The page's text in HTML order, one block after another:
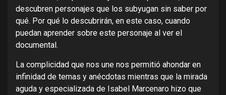
descubren personajes que los subyugan sin saber por
qué. Por qué lo descubrirán, en este caso, cuando
puedan aprender sobre este personaje al ver el
documental.
La complicidad que nos une nos permitió ahondar en
infinidad de temas y anécdotas mientras que la mirada
aguda y especializada de Isabel Marcenaro hizo que